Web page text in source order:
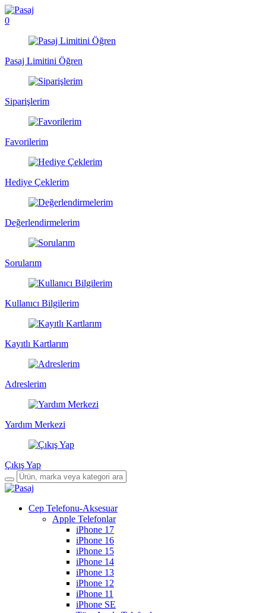
0
Pasaj Limitini Öğren
Siparişlerim
Favorilerim
Hediye Çeklerim
Değerlendirmelerim
Sorularım
Kullanıcı Bilgilerim
Kayıtlı Kartlarım
Adreslerim
Yardım Merkezi
Çıkış Yap
Cep Telefonu-Aksesuar
Apple Telefonlar
iPhone 17
iPhone 16
iPhone 15
iPhone 14
iPhone 13
iPhone 12
iPhone 11
iPhone SE